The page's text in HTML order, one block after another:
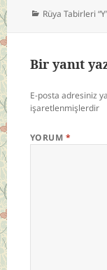
Kategoriler
Rüya Tabirleri
Bir yanıt
E-posta adresiniz
işaretlenmişlerdir
YORUM *